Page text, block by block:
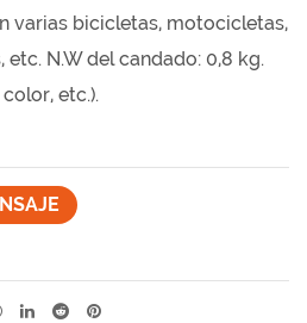
varias bicicletas, motocicletas,
N.W del candado: 0,8 kg.
etc.).